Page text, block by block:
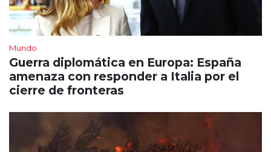
Mundo
Guerra diplomática en Europa: España
amenaza con responder a Italia por el
cierre de fronteras